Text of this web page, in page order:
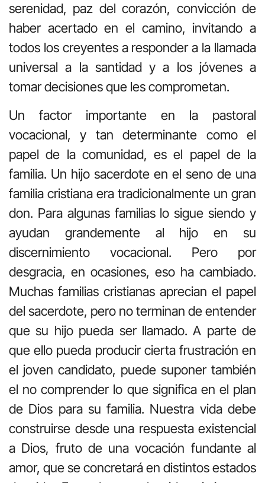
serenidad, paz del corazón, convicción de
haber acertado en el camino, invitando a
todos los creyentes a responder a la llamada
universal a la santidad y a los jóvenes a
tomar decisiones que les comprometan.
Un factor importante en la pastoral
vocacional, y tan determinante como el
papel de la comunidad, es el papel de la
familia. Un hijo sacerdote en el seno de una
familia cristiana era tradicionalmente un gran
don. Para algunas familias lo sigue siendo y
ayudan grandemente al hijo en su
discernimiento vocacional. Pero por
desgracia, en ocasiones, eso ha cambiado.
Muchas familias cristianas aprecian el papel
del sacerdote, pero no terminan de entender
que su hijo pueda ser llamado. A parte de
que ello pueda producir cierta frustración en
el joven candidato, puede suponer también
el no comprender lo que significa en el plan
de Dios para su familia. Nuestra vida debe
construirse desde una respuesta existencial
a Dios, fruto de una vocación fundante al
amor, que se concretará en distintos estados